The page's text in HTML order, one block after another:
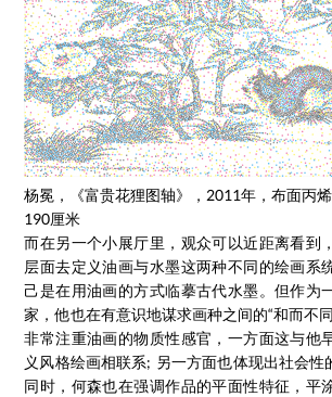
杨冕，《富贵花狸图轴》，2011年，布面丙
190厘米
而在另一个小展厅里，观众可以近距离看到
层面去定义油画与水墨这两种不同的绘画系
己是在用油画的方式临摹古代水墨。但作为
家，他也在有意识地谋求画种之间的“和而不
非常注重油画的物质性感官，一方面这与他
义风格绘画相联系; 另一方面也体现出社会性
同时，何森也在强调作品的平面性特征，平